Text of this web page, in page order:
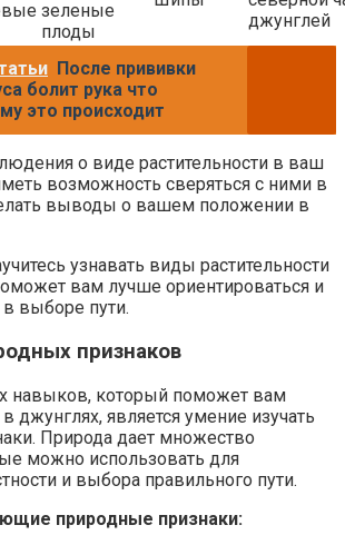
зеленые
плоды
джунглей
После прививки
болит рука что
это происходит
о виде растительности в ваш
возможность сверяться с ними в
выводы о вашем положении в
узнавать виды растительности
вам лучше ориентироваться и
выборе пути.
признаков
навыков, который поможет вам
джунглях, является умение изучать
Природа дает множество
можно использовать для
и выбора правильного пути.
природные признаки: